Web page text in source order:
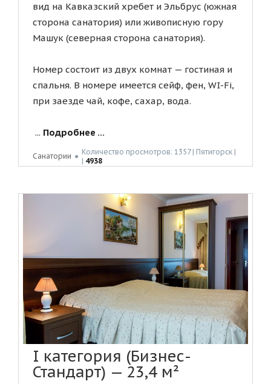
вид на Кавказский хребет и Эльбрус (южная
сторона санатория) или живописную гору
Машук (северная сторона санатория).
Номер состоит из двух комнат — гостиная и
спальня. В номере имеется сейф, фен, WI-Fi,
при заезде чай, кофе, сахар, вода.
... Подробнее ...
Санатории ● Количество просмотров: 1357 | Пятигорск |
| 4938
I категория (Бизнес-
Стандарт) — 23,4 м²